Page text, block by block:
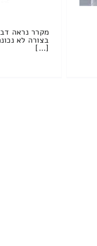
מקרר נראה
בצורה לא
[…]